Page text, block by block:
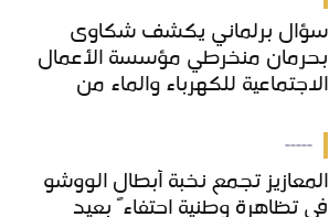
سؤال برلماني يكشف شكاوى
بحرمان منخرطي مؤسسة الأعمال
الاجتماعية للكهرباء والماء من
خدمات "COS'ONE"
سؤال برلماني يكشف شكاوى
بحرمان منخرطي مؤسسة الأعمال
الاجتماعية للكهرباء والماء من
-----
المعازيز تجمع نخبة أبطال الووشو
في تظاهرة وطنية احتفاءً بعيد
المعازيز تجمع نخبة أبطال الووشو
في تظاهرة وطنية احتفاءً بعيد